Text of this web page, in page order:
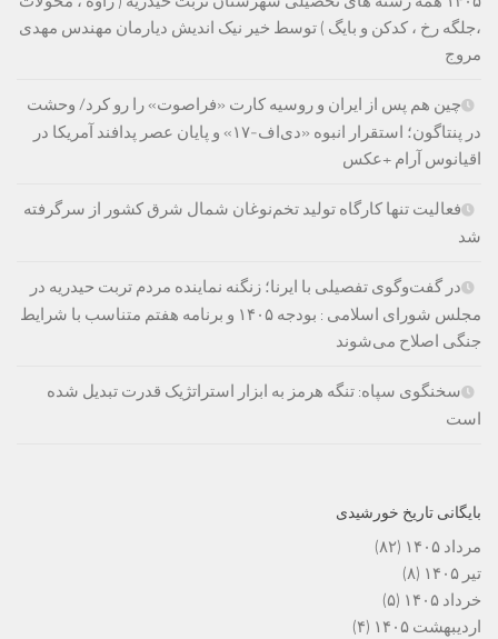
،جلگه رخ ، کدکن و بایگ ) توسط خیر نیک اندیش دیارمان مهندس مهدی
مروج
چین هم پس از ایران و روسیه کارت «فراصوت» را رو کرد/ وحشت
در پنتاگون؛ استقرار انبوه «دی‌اف‑۱۷» و پایان عصر پدافند آمریکا در
اقیانوس آرام +عکس
فعالیت تنها کارگاه تولید تخم‌نوغان شمال شرق کشور از سرگرفته
شد
در گفت‌وگوی تفصیلی با ایرنا؛ زنگنه نماینده مردم تربت حیدریه در
مجلس شورای اسلامی : بودجه ۱۴۰۵ و برنامه هفتم متناسب با شرایط
جنگی اصلاح می‌شوند
سخنگوی سپاه: تنگه هرمز به ابزار استراتژیک قدرت تبدیل شده
است
بایگانی تاریخ خورشیدی
مرداد ۱۴۰۵
(۸۲)
تیر ۱۴۰۵
(۸)
خرداد ۱۴۰۵
(۵)
اردیبهشت ۱۴۰۵
(۴)